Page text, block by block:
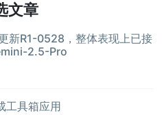
文章
新R1-0528，整体表现上已接
2.5-Pro
工具箱应用